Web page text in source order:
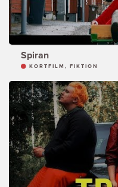
Spiran
KORTFILM, FIKTION